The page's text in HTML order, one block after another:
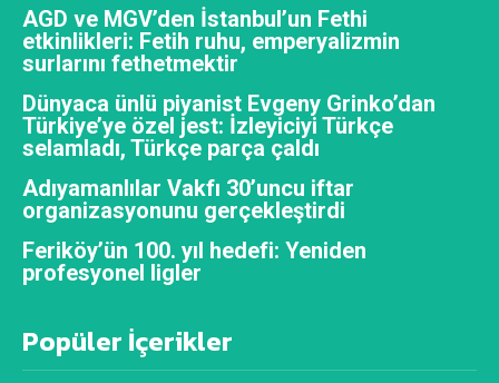
AGD ve MGV’den İstanbul’un Fethi
etkinlikleri: Fetih ruhu, emperyalizmin
surlarını fethetmektir
Dünyaca ünlü piyanist Evgeny Grinko’dan
Türkiye’ye özel jest: İzleyiciyi Türkçe
selamladı, Türkçe parça çaldı
Adıyamanlılar Vakfı 30’uncu iftar
organizasyonunu gerçekleştirdi
Feriköy’ün 100. yıl hedefi: Yeniden
profesyonel ligler
Popüler İçerikler